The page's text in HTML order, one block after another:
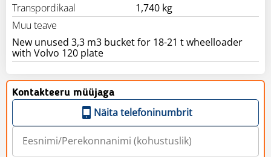
Transpordikaal
1,740 kg
Muu teave
New unused 3,3 m3 bucket for 18-21 t wheelloader
with Volvo 120 plate
Kontakteeru müüjaga
Näita telefoninumbrit